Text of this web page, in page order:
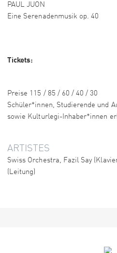
PAUL JUON
Eine Serenadenmusik op. 40
Tickets:
Preise 115 / 85 / 60 / 40 / 30
Schüler*innen, Studierende und
sowie Kulturlegi-Inhaber*innen
ARTISTES
Swiss Orchestra, Fazil Say
(Leitung)